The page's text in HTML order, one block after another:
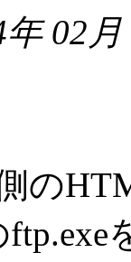
年 02
の